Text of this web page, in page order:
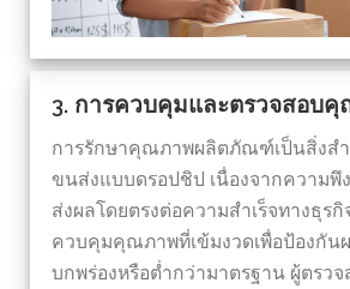
3. การควบคุมและตรวจสอบ
การรักษาคุณภาพผลิตภัณฑ์เป็นสิ่งส
ขนส่งแบบดรอปชิป เนื่องจากความพึ
ส่งผลโดยตรงต่อความสำเร็จทางธุรกิ
ควบคุมคุณภาพที่เข้มงวดเพื่อป้องกั
บกพร่องหรือต่ำกว่ามาตรฐาน ผู้ตรว